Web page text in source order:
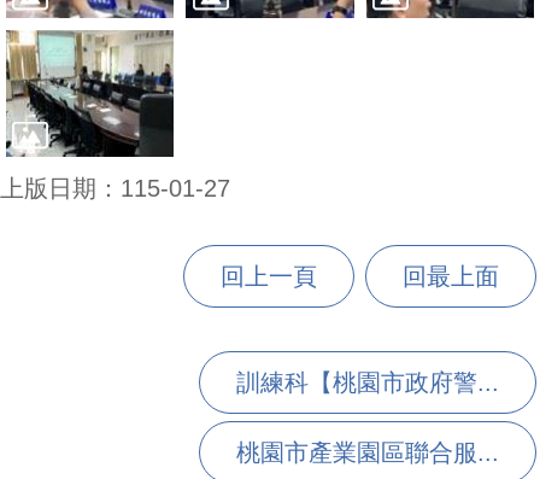
上版日期：115-01-27
回上一頁 回最上面
訓練科【桃園市政府警...
桃園市產業園區聯合服...